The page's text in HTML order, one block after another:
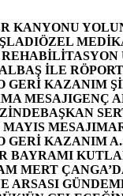
KANYONU
ÖZEL
İLE
GERİ KAZANIM
MESAJIGENÇ
BAŞKAN
MAYIS MESAJI
GERİ KAZANIM
BAYRAMI
MERT
ARSASI